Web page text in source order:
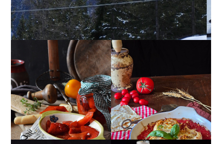
PEPERONI ALLA
PIEMONTESE
GIRANDOLE DI
RICOTTA